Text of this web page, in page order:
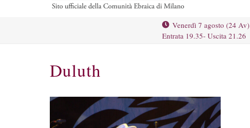
Venerdì 7 agosto (24 Av)
Entrata 19.35- Uscita 21.26
Duluth